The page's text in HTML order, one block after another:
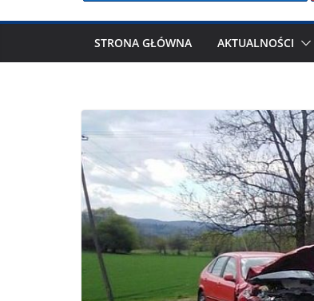
STRONA GŁÓWNA AKTUALNOŚCI